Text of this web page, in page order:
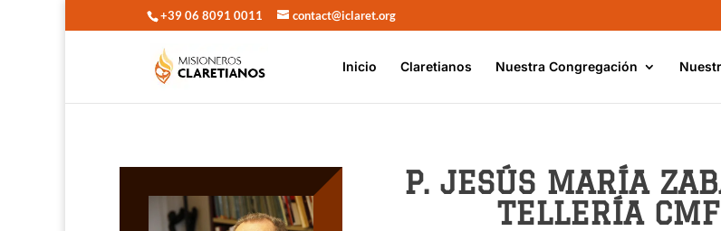
+39 06 8091 0011 contact@iclaret.org
Inicio Claretianos Nuestra Congregación
P. JESÚS MARÍA
TELLERÍA CMF